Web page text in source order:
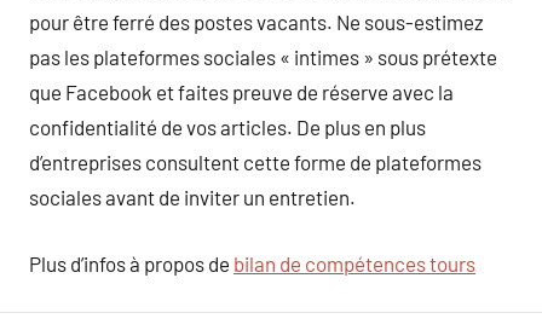
pour être ferré des postes vacants. Ne sous-estimez
pas les plateformes sociales « intimes » sous prétexte
que Facebook et faites preuve de réserve avec la
confidentialité de vos articles. De plus en plus
d’entreprises consultent cette forme de plateformes
sociales avant de inviter un entretien.
Plus d’infos à propos de bilan de compétences tours